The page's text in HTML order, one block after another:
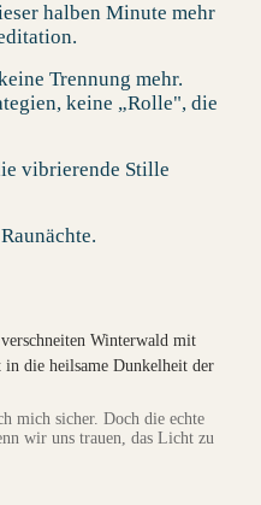
halben Minute mehr
Trennung mehr.
keine „Rolle", die
vibrierende Stille
Raunächte.
mich sicher. Doch die echte
wir uns trauen, das Licht zu